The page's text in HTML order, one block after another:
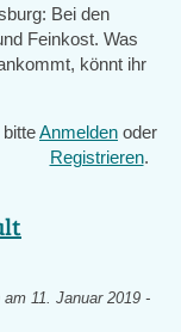
Bei den
Feinkost. Was
könnt ihr
Anmelden oder
Registrieren.
am 11. Januar 2019 -